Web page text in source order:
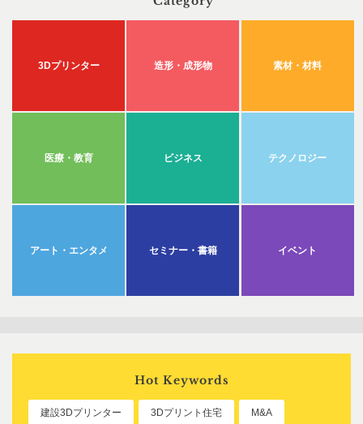
3Dプリンター 造形・成形物 素材・材料
医療・教育 ビジネス テクノロジー
アート・エンタメ セミナー・書籍 イベント
Hot Keywords
建設3Dプリンター 3Dプリント住宅 M&A